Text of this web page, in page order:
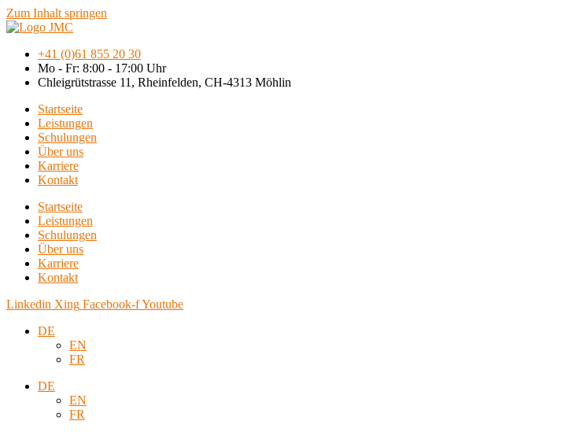
Zum Inhalt springen
+41 (0)61 855 20 30
Mo - Fr: 8:00 - 17:00 Uhr
Chleigrütstrasse 11, Rheinfelden, CH-4313 Möhlin
Startseite
Leistungen
Schulungen
Über uns
Karriere
Kontakt
Startseite
Leistungen
Schulungen
Über uns
Karriere
Kontakt
Linkedin Xing Facebook-fYoutube
DE
EN
FR
DE
EN
FR